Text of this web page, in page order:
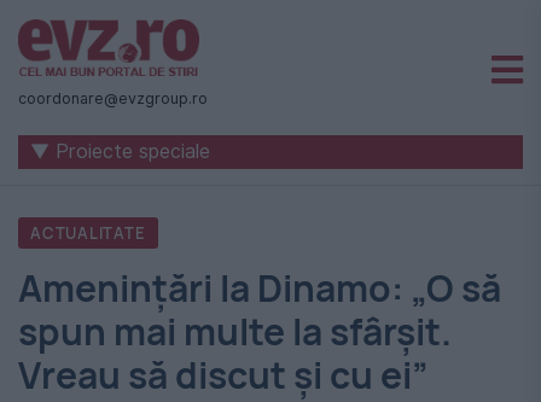
Știri
naționale
internaționale
România
-
Evenimentul
Zilei
coordonare@evzgroup.ro
▼ Proiecte speciale
ACTUALITATE
Amenințări la Dinamo: „O să
spun mai multe la sfârșit.
Vreau să discut și cu ei”